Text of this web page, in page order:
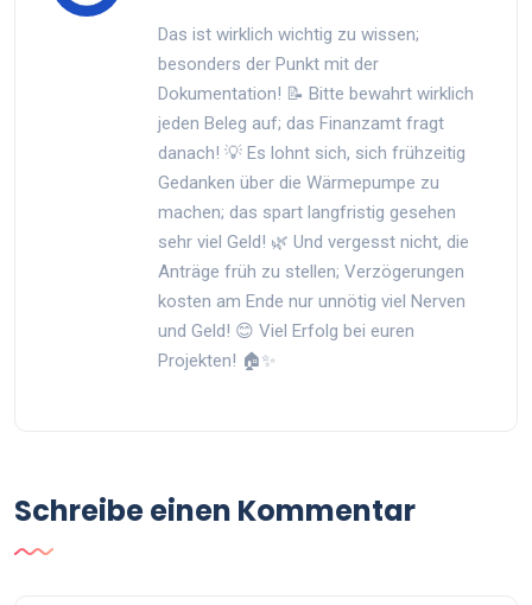
Das ist wirklich wichtig zu wissen;
besonders der Punkt mit der
Dokumentation! 📝 Bitte bewahrt wirklich
jeden Beleg auf; das Finanzamt fragt
danach! 💡 Es lohnt sich, sich frühzeitig
Gedanken über die Wärmepumpe zu
machen; das spart langfristig gesehen
sehr viel Geld! 🌿 Und vergesst nicht, die
Anträge früh zu stellen; Verzögerungen
kosten am Ende nur unnötig viel Nerven
und Geld! 😊 Viel Erfolg bei euren
Projekten! 🏠✨
Schreibe einen Kommentar